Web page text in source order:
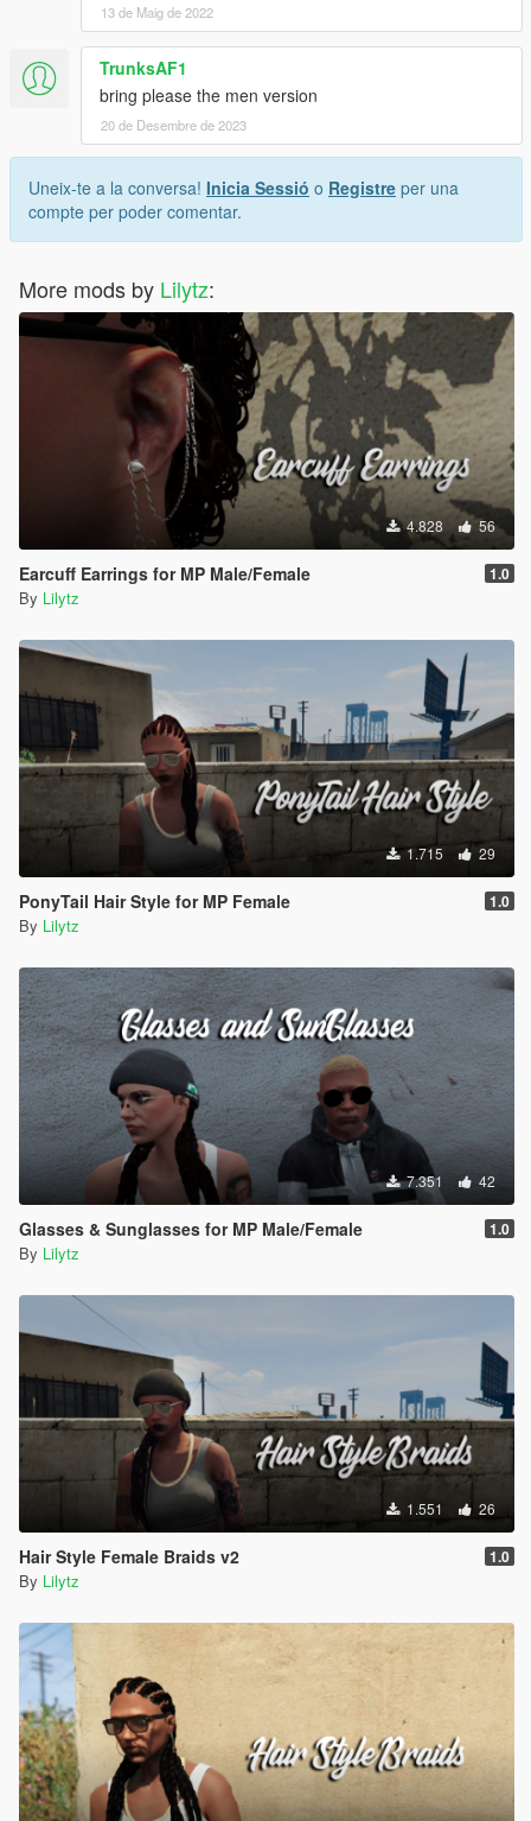
13 de Maig de 2022
TrunksAF1
bring please the men version
20 de Desembre de 2023
Uneix-te a la conversa! Inicia Sessió o Registre per una
compte per poder comentar.
More mods by Lilytz:
4.828 56
Earcuff Earrings for MP Male/Female 1.0
By Lilytz
1.715 29
PonyTail Hair Style for MP Female 1.0
By Lilytz
7.351 42
Glasses & Sunglasses for MP Male/Female 1.0
By Lilytz
1.551 26
Hair Style Female Braids v2 1.0
By Lilytz